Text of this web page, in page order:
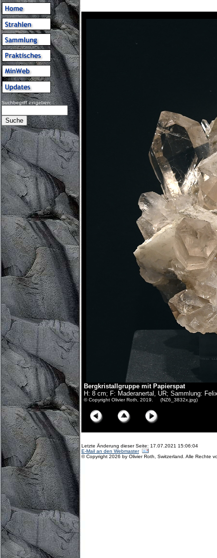
Suchbegriff eingeben:
Bergkristallgruppe mit Papierspat
H: 8 cm; F: Maderanertal, UR; Sammlung:
© Copyright Olivier Roth, 2019. (NZ6_3832x.jpg)
Letzte Änderung dieser Seite: 17.07.2021 15:06:04
E-Mail an den Webmaster
© Copyright 2026 by Olivier Roth, Switzerland. Alle Rechte